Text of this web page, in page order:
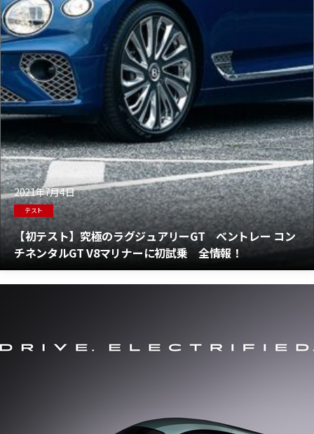
2021年7月4日
テスト
【初テスト】究極のラグジュアリーGT ベントレー コン
チネンタルGT V8マリナーに初試乗 全情報！